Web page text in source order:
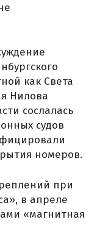
как Света
Нилова
сослалась
судов
номеров.
при
в апреле
«магнитная